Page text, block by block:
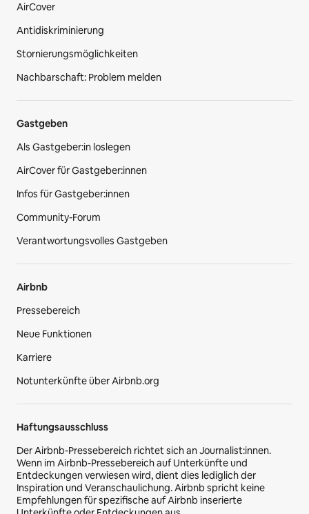
AirCover
Antidiskriminierung
Stornierungsmöglichkeiten
Nachbarschaft: Problem melden
Gastgeben
Als Gastgeber:in loslegen
AirCover für Gastgeber:innen
Infos für Gastgeber:innen
Community-Forum
Verantwortungsvolles Gastgeben
Airbnb
Pressebereich
Neue Funktionen
Karriere
Notunterkünfte über Airbnb.org
Haftungsausschluss
Der Airbnb-Pressebereich richtet sich an Journalist:innen.
Wenn im Airbnb-Pressebereich auf Unterkünfte und
Entdeckungen verwiesen wird, dient dies lediglich der
Inspiration und Veranschaulichung. Airbnb spricht keine
Empfehlungen für spezifische auf Airbnb inserierte